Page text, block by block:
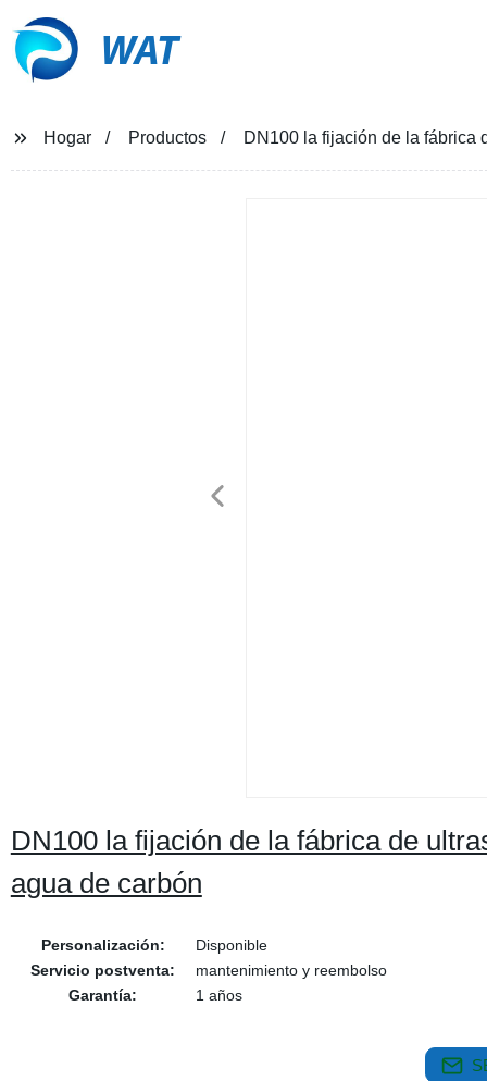
WAT
Hogar Productos DN100 la fijación de la fábrica
DN100 la fijación de la fábrica de
agua de carbón
Personalización:
Disponible
Servicio postventa:
mantenimiento y reembolso
Garantía:
1 años